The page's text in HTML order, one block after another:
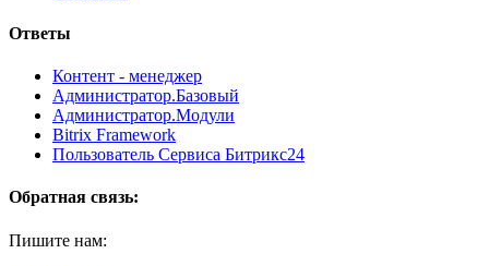
Ответы
Контент - менеджер
Администратор.Базовый
Администратор.Модули
Bitrix Framework
Пользователь Сервиса Битрикс24
Обратная связь:
Пишите нам: